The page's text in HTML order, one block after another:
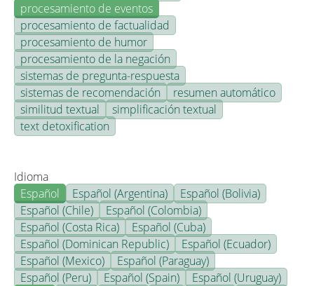
procesamiento de eventos
procesamiento de factualidad
procesamiento de humor
procesamiento de la negación
sistemas de pregunta-respuesta
sistemas de recomendación
resumen automático
similitud textual
simplificación textual
text detoxification
Idioma
Español
Español (Argentina)
Español (Bolivia)
Español (Chile)
Español (Colombia)
Español (Costa Rica)
Español (Cuba)
Español (Dominican Republic)
Español (Ecuador)
Español (Mexico)
Español (Paraguay)
Español (Peru)
Español (Spain)
Español (Uruguay)